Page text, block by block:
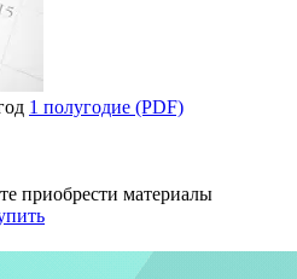
1 полугодие (PDF)
приобрести материалы